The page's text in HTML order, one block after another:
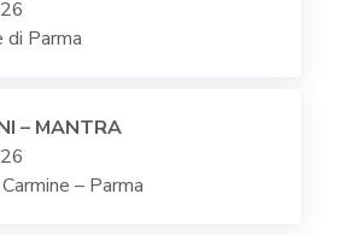
di Parma
– MANTRA
– Parma